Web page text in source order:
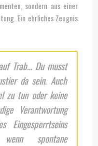
sondern aus einer
Ein ehrliches Zeugnis
da sein. Auch
zu tun oder keine
Verantwortung
Eingesperrtseins
spontane